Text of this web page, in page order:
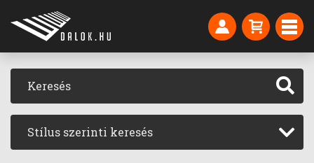
Stílus szerinti keresés